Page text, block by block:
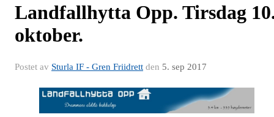
Landfallhytta Opp. Tirsdag
oktober.
Postet av Sturla IF - Gren Friidrett den 5. sep 2017